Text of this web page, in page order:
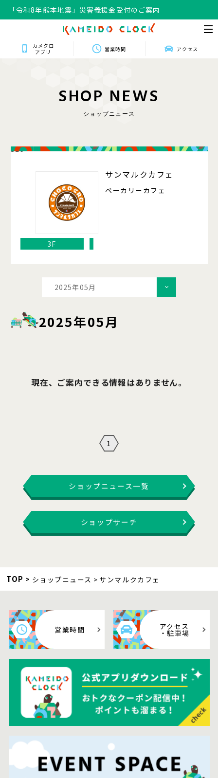
「令和8年熊本地震」災害義援金受付のご案内
カメクロ
アプリ
営業時間 アクセス
SHOP NEWS
ショップニュース
320
サンマルクカフェ
ベーカリーカフェ
3F
2025年05月
2025年05月
現在、ご案内できる情報はありません。
1
ショップニュース一覧
ショップサーチ
TOP ショップニュース サンマルクカフェ
営業時間 アクセス
・駐車場